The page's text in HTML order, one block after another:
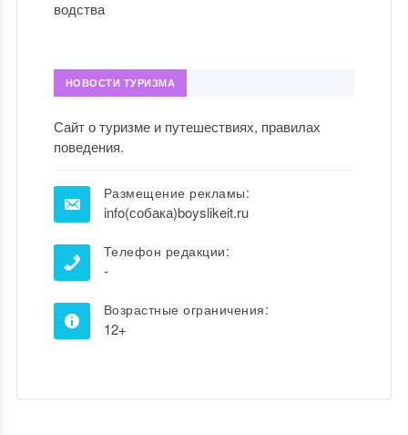
НОВОСТИ ТУРИЗМА
Сайт о туризме и путешествиях, правилах
поведения.
Размещение рекламы:
info(собака)boyslikeit.ru
Телефон редакции:
-
Возрастные ограничения:
12+